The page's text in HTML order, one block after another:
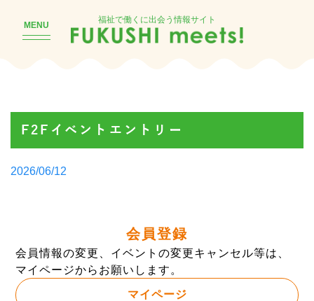
MENU
福祉で働くに出会う情報サイト
F2Fイベントエントリー
Posted
2026/06/12
会員登録
会員情報の変更、イベントの変更キャンセル等は、
マイページからお願いします。
マイページ